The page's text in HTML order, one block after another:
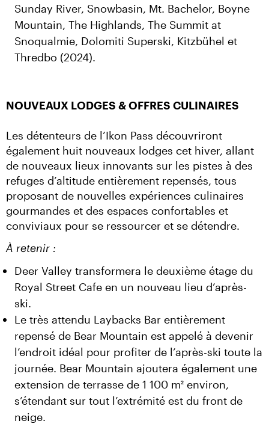
Sunday River, Snowbasin, Mt. Bachelor, Boyne
Mountain, The Highlands, The Summit at
Snoqualmie, Dolomiti Superski, Kitzbühel et
Thredbo (2024).
NOUVEAUX LODGES & OFFRES CULINAIRES
Les détenteurs de l’Ikon Pass découvriront
également huit nouveaux lodges cet hiver, allant
de nouveaux lieux innovants sur les pistes à des
refuges d’altitude entièrement repensés, tous
proposant de nouvelles expériences culinaires
gourmandes et des espaces confortables et
conviviaux pour se ressourcer et se détendre.
À retenir :
Deer Valley transformera le deuxième étage du
Royal Street Cafe en un nouveau lieu d’après-
ski.
Le très attendu Laybacks Bar entièrement
repensé de Bear Mountain est appelé à devenir
l’endroit idéal pour profiter de l’après-ski toute la
journée. Bear Mountain ajoutera également une
extension de terrasse de 1 100 m² environ,
s’étendant sur tout l’extrémité est du front de
neige.